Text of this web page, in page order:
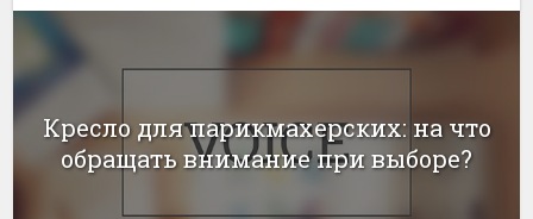
Кресло для парикмахерских: на что
обращать внимание при выборе?